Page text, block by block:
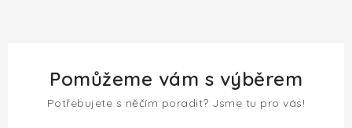
Pomůžeme vám s výběrem
Potřebujete s něčím poradit? Jsme tu pro vás!